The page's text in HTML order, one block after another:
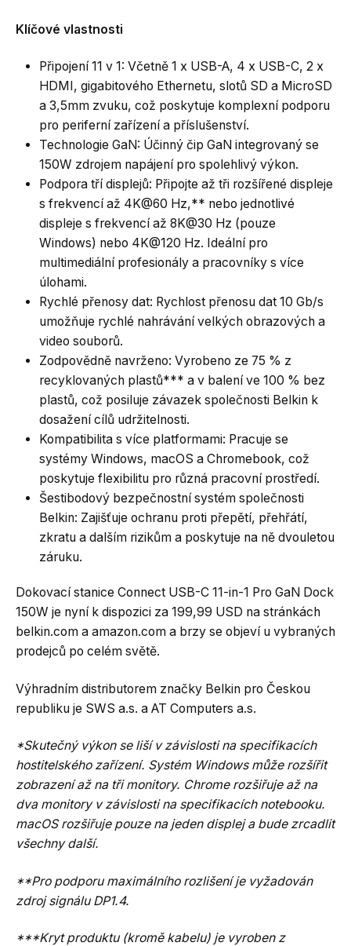
Klíčové vlastnosti
Připojení 11 v 1: Včetně 1 x USB-A, 4 x USB-C, 2 x
HDMI, gigabitového Ethernetu, slotů SD a MicroSD
a 3,5mm zvuku, což poskytuje komplexní podporu
pro periferní zařízení a příslušenství.
Technologie GaN: Účinný čip GaN integrovaný se
150W zdrojem napájení pro spolehlivý výkon.
Podpora tří displejů: Připojte až tři rozšířené displeje
s frekvencí až 4K@60 Hz,** nebo jednotlivé
displeje s frekvencí až 8K@30 Hz (pouze
Windows) nebo 4K@120 Hz. Ideální pro
multimediální profesionály a pracovníky s více
úlohami.
Rychlé přenosy dat: Rychlost přenosu dat 10 Gb/s
umožňuje rychlé nahrávání velkých obrazových a
video souborů.
Zodpovědně navrženo: Vyrobeno ze 75 % z
recyklovaných plastů*** a v balení ve 100 % bez
plastů, což posiluje závazek společnosti Belkin k
dosažení cílů udržitelnosti.
Kompatibilita s více platformami: Pracuje se
systémy Windows, macOS a Chromebook, což
poskytuje flexibilitu pro různá pracovní prostředí.
Šestibodový bezpečnostní systém společnosti
Belkin: Zajišťuje ochranu proti přepětí, přehřátí,
zkratu a dalším rizikům a poskytuje na ně dvouletou
záruku.
Dokovací stanice Connect USB-C 11-in-1 Pro GaN Dock
150W je nyní k dispozici za 199,99 USD na stránkách
belkin.com a amazon.com a brzy se objeví u vybraných
prodejců po celém světě.
Výhradním distributorem značky Belkin pro Českou
republiku je SWS a.s. a AT Computers a.s.
*Skutečný výkon se liší v závislosti na specifikacích
hostitelského zařízení. Systém Windows může rozšířit
zobrazení až na tři monitory. Chrome rozšiřuje až na
dva monitory v závislosti na specifikacích notebooku.
macOS rozšiřuje pouze na jeden displej a bude zrcadlit
všechny další.
**Pro podporu maximálního rozlišení je vyžadován
zdroj signálu DP1.4.
***Kryt produktu (kromě kabelu) je vyroben z